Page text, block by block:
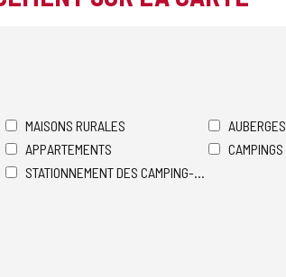
MAISONS RURALES AUBERGES
APPARTEMENTS CAMPINGS
STATIONNEMENT DES CAMPING-CARS